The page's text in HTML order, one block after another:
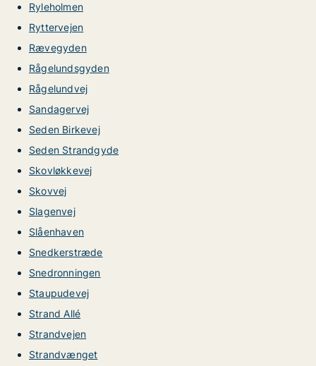
Ryleholmen
Ryttervejen
Rævegyden
Rågelundsgyden
Rågelundvej
Sandagervej
Seden Birkevej
Seden Strandgyde
Skovløkkevej
Skovvej
Slagenvej
Slåenhaven
Snedkerstræde
Snedronningen
Staupudevej
Strand Allé
Strandvejen
Strandvænget